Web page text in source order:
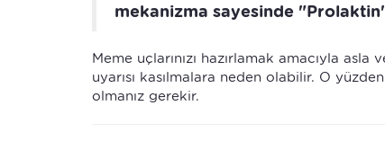
mekanizma sayesinde
Meme uçlarınızı hazırlamak amacıyla
uyarısı kasılmalara neden olabilir. O
olmanız gerekir.